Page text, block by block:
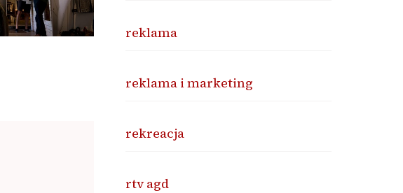
reklama
reklama i marketing
rekreacja
rtv agd